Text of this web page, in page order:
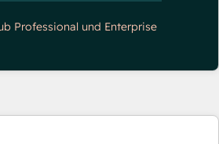
Professional und Enterprise